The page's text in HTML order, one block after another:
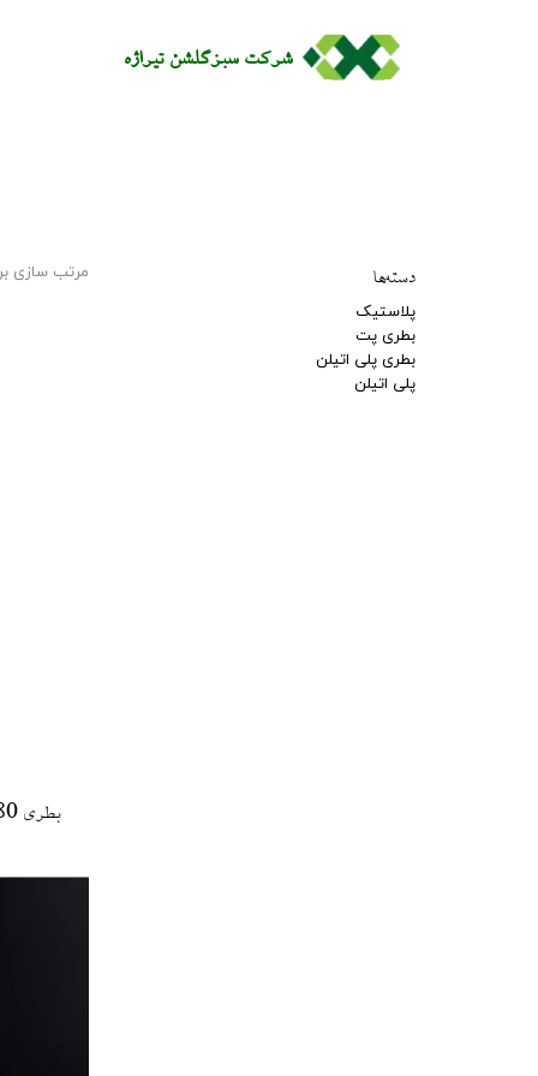
شرکت سبزگلشن تيراژه​​​​​​​​​​​​​​​​​​​​​
دسته‌ها
پلاستیک
بطری پت
بطری پلی اتیلن
پلی اتیلن
مرتب سازی
بطری 180 میل پلی اتیلن سر شانه تخت